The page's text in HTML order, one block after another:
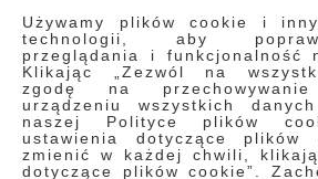
Używamy plików cookie i
technologii, aby
przeglądania i funkcjonalność
Klikając „Zezwól na
zgodę na
urządzeniu wszystkich
naszej Polityce plików
ustawienia dotyczące plików
zmienić w każdej chwili,
dotyczące plików cookie”.
INFORMACJE
Regulamin
Polityka prywatności i pliki cookie
Wyszukiwane frazy